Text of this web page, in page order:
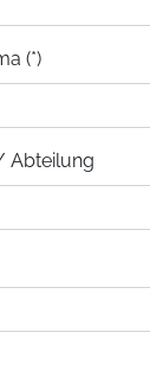
(*)
Abteilung